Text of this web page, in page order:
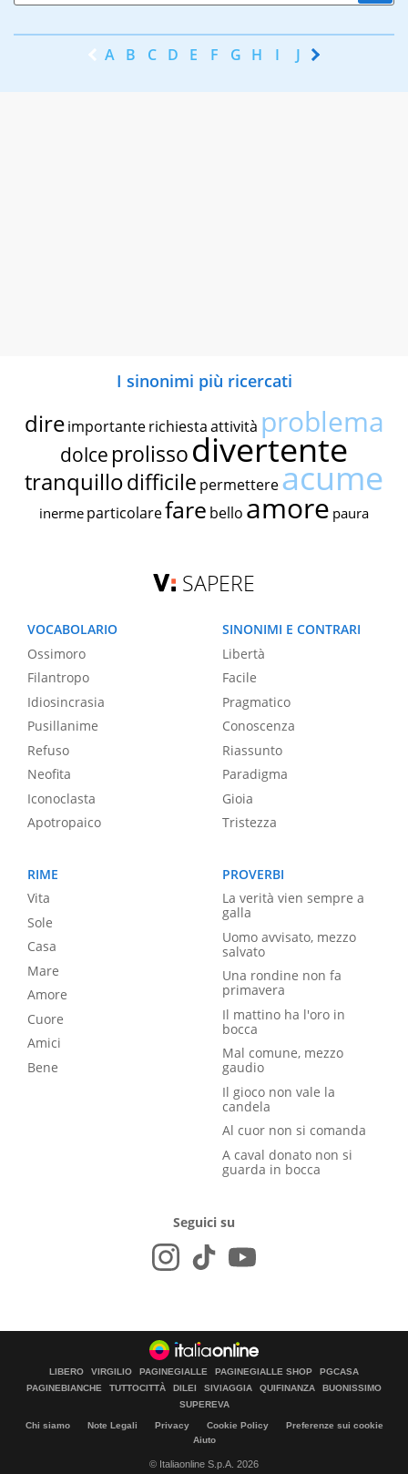
A B C D E F G H I J K
I sinonimi più ricercati
dire importante richiestaattività problema
dolce prolissodivertente
tranquillodifficile permettereacume
inerme particolarefare bello amore paura
SAPERE
VOCABOLARIO
Ossimoro
Filantropo
Idiosincrasia
Pusillanime
Refuso
Neofita
Iconoclasta
Apotropaico
SINONIMI E CONTRARI
Libertà
Facile
Pragmatico
Conoscenza
Riassunto
Paradigma
Gioia
Tristezza
RIME
Vita
Sole
Casa
Mare
Amore
Cuore
Amici
Bene
PROVERBI
La verità vien sempre a
galla
Uomo avvisato, mezzo
salvato
Una rondine non fa
primavera
Il mattino ha l'oro in
bocca
Mal comune, mezzo
gaudio
Il gioco non vale la
candela
Al cuor non si comanda
A caval donato non si
guarda in bocca
Seguici su
LIBERO VIRGILIO PAGINEGIALLE PAGINEGIALLE SHOP
PGCASA
PAGINEBIANCHE
TUTTOCITTÀ DILEI SIVIAGGIA QUIFINANZA
BUONISSIMO
SUPEREVA
Chi siamo Note Legali Privacy Cookie Policy
Preferenze sui cookie
Aiuto
© Italiaonline S.p.A. 2026